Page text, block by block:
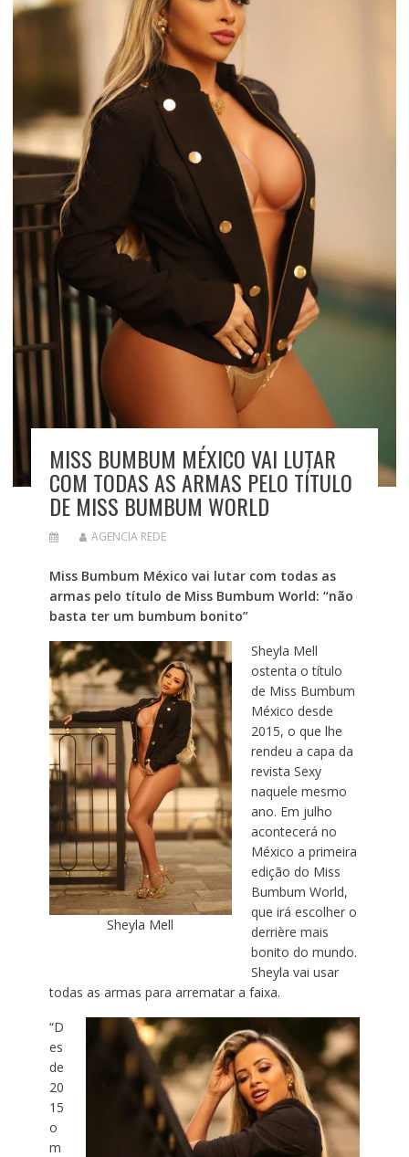
MISS BUMBUM MÉXICO VAI LUTAR
COM TODAS AS ARMAS PELO TÍTULO
DE MISS BUMBUM WORLD
AGENCIA REDE
Miss Bumbum México vai lutar com todas as
armas pelo título de Miss Bumbum World: “não
basta ter um bumbum bonito”
Sheyla Mell
Sheyla Mell
ostenta o título
de Miss Bumbum
México desde
2015, o que lhe
rendeu a capa da
revista Sexy
naquele mesmo
ano. Em julho
acontecerá no
México a primeira
edição do Miss
Bumbum World,
que irá escolher o
derrière mais
bonito do mundo.
Sheyla vai usar
todas as armas para arrematar a faixa.
“D
es
de
20
15
o
m